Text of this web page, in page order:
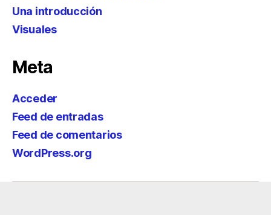
Una introducción
Visuales
Meta
Acceder
Feed de entradas
Feed de comentarios
WordPress.org